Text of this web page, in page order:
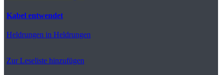
Kabel entwendet
Heldrungen in Heldrungen
Zur Leseliste hinzufügen